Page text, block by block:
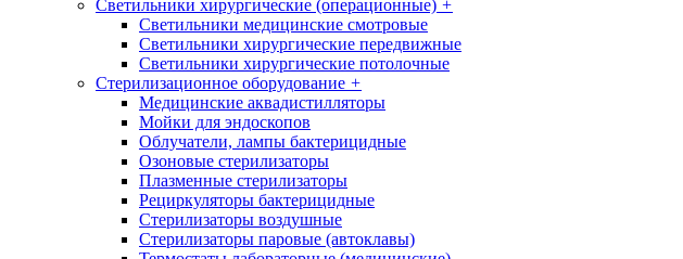
Светильники хирургические (операционные) +
Светильники медицинские смотровые
Светильники хирургические передвижные
Светильники хирургические потолочные
Стерилизационное оборудование +
Медицинские аквадистилляторы
Мойки для эндоскопов
Облучатели, лампы бактерицидные
Озоновые стерилизаторы
Плазменные стерилизаторы
Рециркуляторы бактерицидные
Стерилизаторы воздушные
Стерилизаторы паровые (автоклавы)